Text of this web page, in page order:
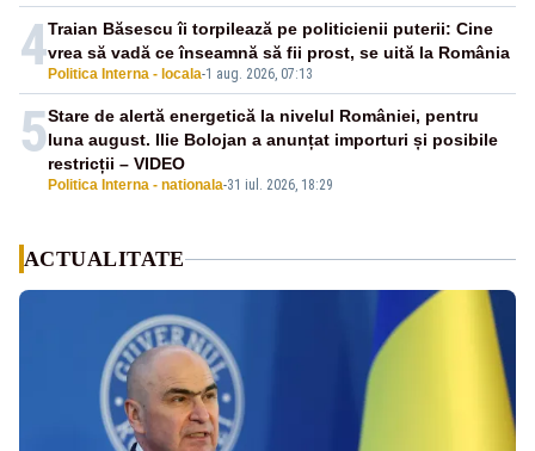
4 Politica Interna - locala-1 aug. 2026, 07:13
Traian Băsescu îi torpilează pe politicienii puterii: Cine
vrea să vadă ce înseamnă să fii prost, se uită la România
5
Politica Interna - nationala-31 iul. 2026, 18:29
Stare de alertă energetică la nivelul României, pentru
luna august. Ilie Bolojan a anunțat importuri și posibile
restricții – VIDEO
ACTUALITATE